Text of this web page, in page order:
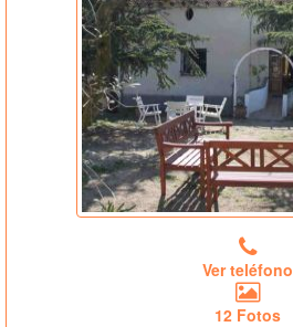
Ver teléfono
12 Fotos